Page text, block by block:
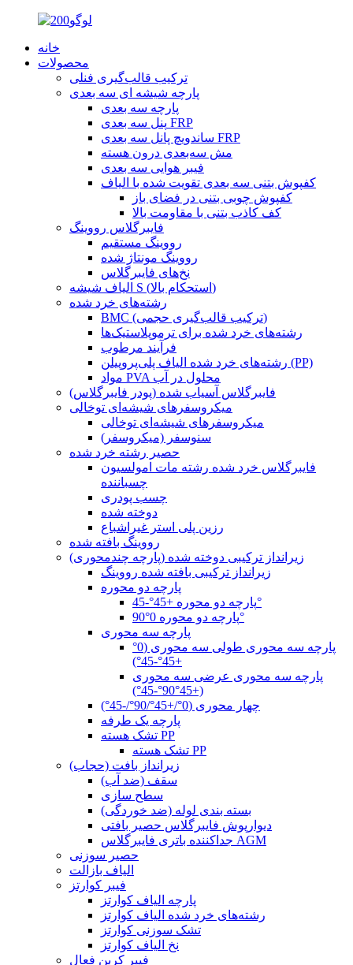
خانه
محصولات
ترکیب قالب‌گیری فنلی
پارچه شیشه ای سه بعدی
پارچه سه بعدی
پنل سه بعدی FRP
ساندویچ پانل سه بعدی FRP
مش سه‌بعدی درون هسته
فیبر هوایی سه بعدی
کفپوش بتنی سه بعدی تقویت شده با الیاف
کفپوش چوبی بتنی در فضای باز
کف کاذب بتنی با مقاومت بالا
فایبرگلاس رووینگ
رووینگ مستقیم
رووینگ مونتاژ شده
نخ‌های فایبرگلاس
الیاف شیشه S (استحکام بالا)
رشته‌های خرد شده
BMC (ترکیب قالب‌گیری حجمی)
رشته‌های خرد شده برای ترموپلاستیک‌ها
فرآیند مرطوب
رشته‌های خرد شده الیاف پلی‌پروپیلن (PP)
مواد PVA محلول در آب
فایبرگلاس آسیاب شده (پودر فایبرگلاس)
میکروسفرهای شیشه‌ای توخالی
میکروسفرهای شیشه‌ای توخالی
سنوسفر (میکروسفر)
حصیر رشته خرد شده
فایبرگلاس خرد شده رشته مات امولسیون
چسباننده
چسب پودری
دوخته شده
رزین پلی استر غیراشباع
رووینگ بافته شده
زیرانداز ترکیبی دوخته شده (پارچه چندمحوری)
زیرانداز ترکیبی بافته شده رووینگ
پارچه دو محوره
پارچه دو محوره +45°-45°
پارچه دو محوره 0°90°
پارچه سه محوری
پارچه سه محوری طولی سه محوری (0°
+45°-45°)
پارچه سه محوری عرضی سه محوری
(+45°90°-45°)
چهار محوری (0°/+45°/90°/-45°)
پارچه یک طرفه
تشک هسته PP
تشک هسته PP
زیرانداز بافت (حجاب)
سقف (ضد آب)
سطح سازی
بسته بندی لوله (ضد خوردگی)
دیوارپوش فایبرگلاس حصیر بافتی
جداکننده باتری فایبرگلاس AGM
حصیر سوزنی
الیاف بازالت
فیبر کوارتز
پارچه الیاف کوارتز
رشته‌های خرد شده الیاف کوارتز
تشک سوزنی کوارتز
نخ الیاف کوارتز
فیبر کربن فعال